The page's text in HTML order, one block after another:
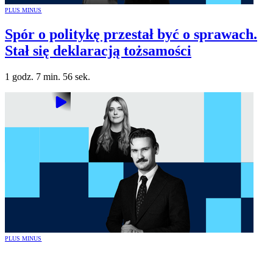
PLUS MINUS
Spór o politykę przestał być o sprawach.
Stał się deklaracją tożsamości
1 godz. 7 min. 56 sek.
PLUS MINUS